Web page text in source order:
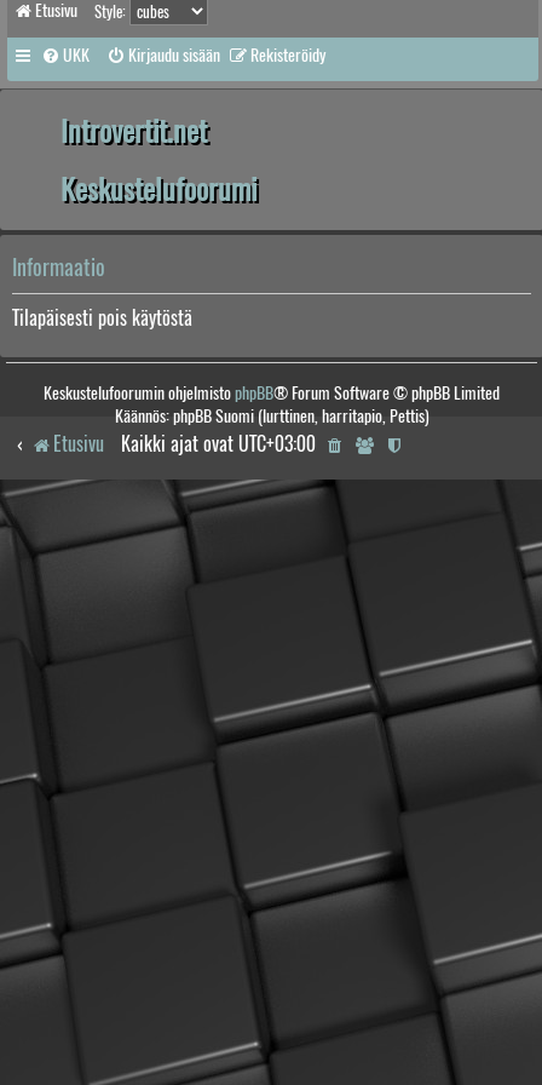
Etusivu Style:
UKK Kirjaudu sisään Rekisteröidy
Introvertit.net
Keskustelufoorumi
Informaatio
Tilapäisesti pois käytöstä
Keskustelufoorumin ohjelmistophpBB® Forum Software © phpBB Limited
Käännös: phpBB Suomi (lurttinen, harritapio, Pettis)
Etusivu Kaikki ajat ovat UTC+03:00